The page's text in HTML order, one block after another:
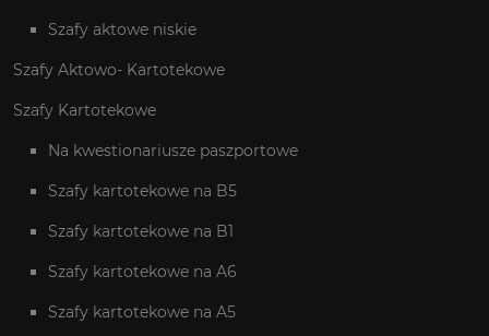
Szafy aktowe niskie
Szafy Aktowo- Kartotekowe
Szafy Kartotekowe
Na kwestionariusze paszportowe
Szafy kartotekowe na B5
Szafy kartotekowe na B1
Szafy kartotekowe na A6
Szafy kartotekowe na A5